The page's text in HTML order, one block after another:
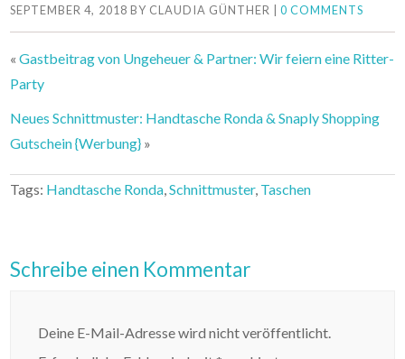
SEPTEMBER 4, 2018 BY CLAUDIA GÜNTHER |0 COMMENTS
«Gastbeitrag von Ungeheuer & Partner: Wir feiern eine Ritter-
Party
Neues Schnittmuster: Handtasche Ronda & Snaply Shopping
Gutschein {Werbung} »
Tags: Handtasche Ronda ,Schnittmuster, Taschen
Schreibe einen Kommentar
Deine E-Mail-Adresse wird nicht veröffentlicht.